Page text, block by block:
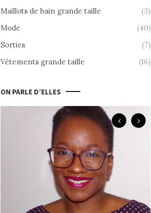
Maillots de bain grande taille
(3)
Mode
(40)
Sorties
(7)
Vêtements grande taille
(16)
ON PARLE D’ELLES